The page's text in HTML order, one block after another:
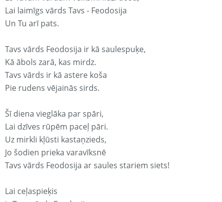
Lai laimīgs vārds Tavs - Feodosija
Un Tu arī pats.
Tavs vārds Feodosija ir kā saulespuķe,
Kā ābols zarā, kas mirdz.
Tavs vārds ir kā astere koša
Pie rudens vējainās sirds.
Šī diena vieglāka par spāri,
Lai dzīves rūpēm paceļ pāri.
Uz mirkli kļūsti kastaņzieds,
Jo šodien prieka varavīksnē
Tavs vārds Feodosija ar saules stariem siets!
Lai ceļaspieķis